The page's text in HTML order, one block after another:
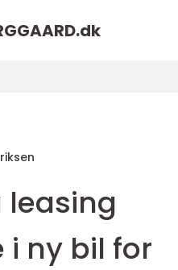
dk
leasing
i ny bil for